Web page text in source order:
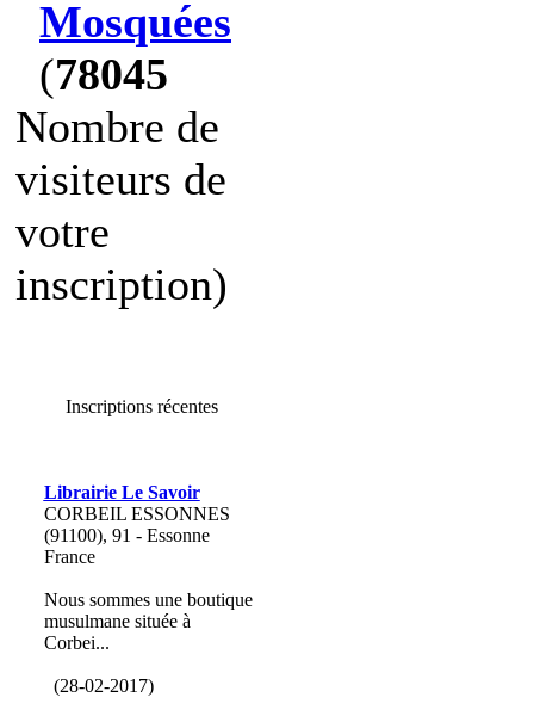
Mosquées
(78045
Nombre de
visiteurs de
votre
inscription)
Inscriptions récentes
Librairie Le Savoir
CORBEIL ESSONNES
(91100), 91 - Essonne
France
Nous sommes une boutique
musulmane située à
Corbei...
(28-02-2017)